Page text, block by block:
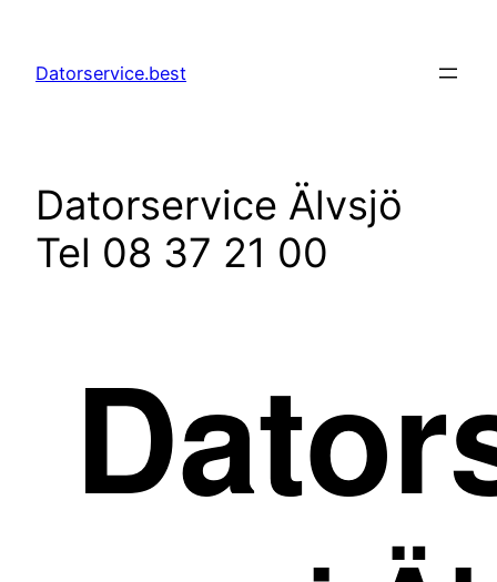
innehåll
Datorservice.best
Datorservice Älvsjö
Tel 08 37 21 00